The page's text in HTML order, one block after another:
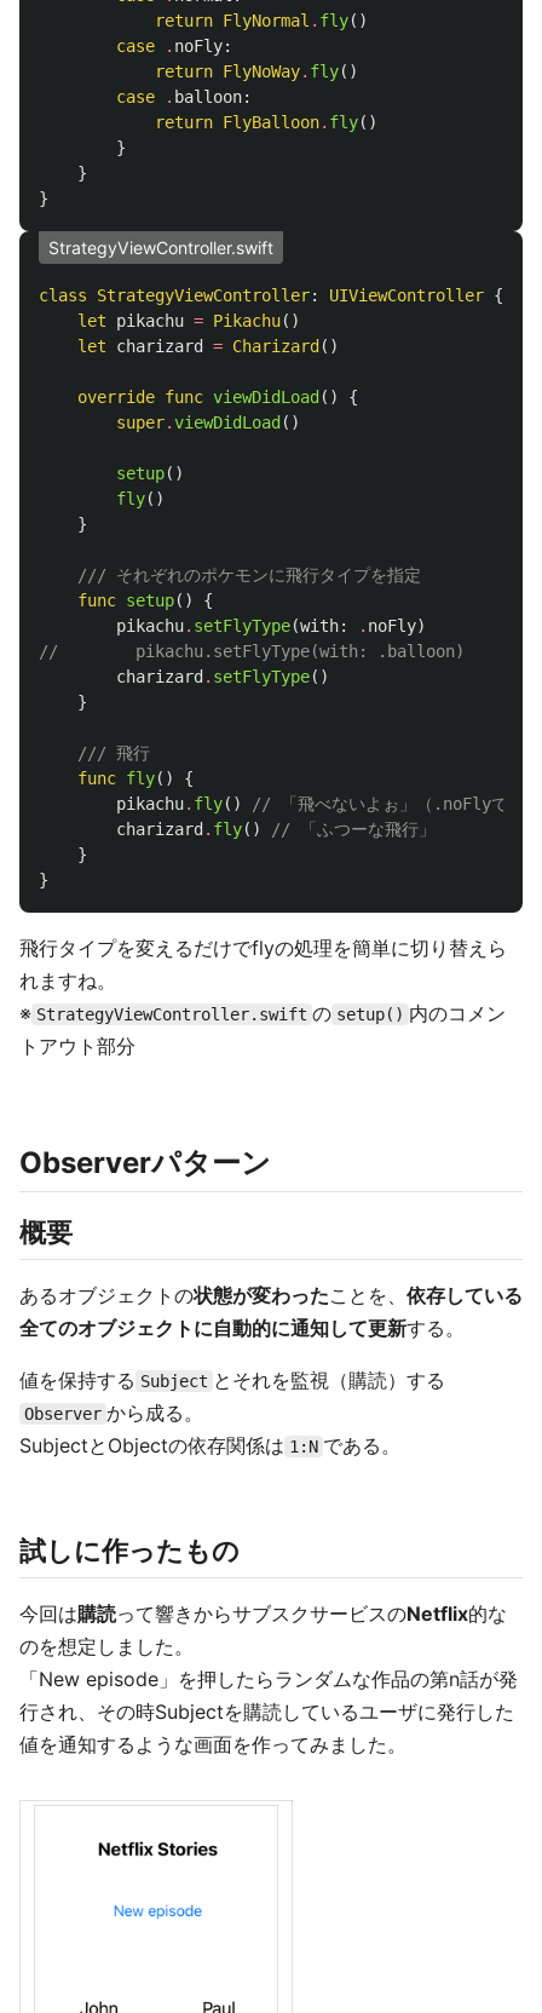
return FlyNormal . fly()
case
. noFly:
return FlyNoWay. fly()
case
. balloon:
return FlyBalloon. fly()
}
}
}
StrategyViewController.swift
class StrategyViewController: UIViewController {
let
pikachu = Pikachu()
let
charizard = Charizard ()
override func viewDidLoad ()
{
super.viewDidLoad ()
setup()
fly()
}
/// それぞれのポケモンに飛行タイプを指定
func setup()
{
pikachu. setFlyType(with: . noFly)
//        pikachu.setFlyType(with: .balloon)
charizard . setFlyType()
}
/// 飛行
func fly()
{
pikachu. fly()
// 「飛べないよぉ」（.noFlyでは
charizard . fly()
// 「ふつーな飛行」
}
}
飛行タイプを変えるだけでflyの処理を簡単に切り替えら
れますね。
※ StrategyViewController.swift の setup() 内のコメン
トアウト部分
Observerパターン
概要
あるオブジェクトの状態が変わったことを、 依存している
全てのオブジェクトに自動的に通知して更新する。
値を保持する Subject とそれを監視（購読）する
Observer から成る。
SubjectとObjectの依存関係は 1:N である。
試しに作ったもの
今回は購読って響きからサブスクサービスのNetflix的な
のを想定しました。
「New episode」を押したらランダムな作品の第n話が発
行され、その時Subjectを購読しているユーザに発行した
値を通知するような画面を作ってみました。